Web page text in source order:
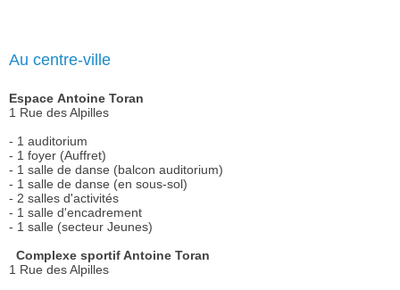
Au centre-ville
Espace Antoine Toran
1 Rue des Alpilles
- 1 auditorium
- 1 foyer (Auffret)
- 1 salle de danse (balcon auditorium)
- 1 salle de danse (en sous-sol)
- 2 salles d'activités
- 1 salle d'encadrement
- 1 salle (secteur Jeunes)
Complexe sportif Antoine Toran
1 Rue des Alpilles